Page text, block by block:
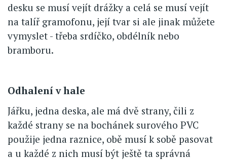
desku se musí vejít drážky a celá se musí vejít
na talíř gramofonu, její tvar si ale jinak můžete
vymyslet - třeba srdíčko, obdélník nebo
bramboru.
Odhalení v hale
Jářku, jedna deska, ale má dvě strany, čili z
každé strany se na bochánek surového PVC
použije jedna raznice, obě musí k sobě pasovat
a u každé z nich musí být ještě ta správná